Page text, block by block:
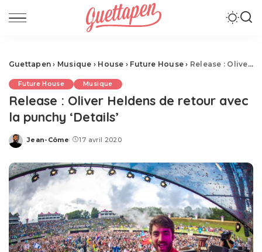
Guettapen › Musique › House › Future House › Release : Oliver Heldens de retour avec la punchy ‘Details’
Future House Musique
Release : Oliver Heldens de retour avec
la punchy ‘Details’
Posted
Jean-Côme 17 avril 2020